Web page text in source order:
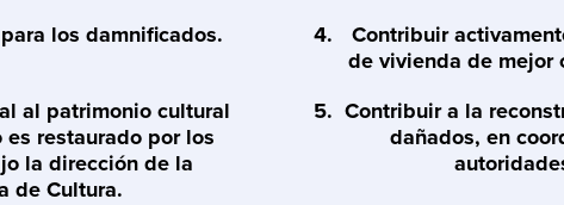
los damnificados.
al patrimonio cultural
restaurado por los
la dirección de la
de Cultura.
Contribuir
de vivienda de mejor
Contribuir a la
dañados, en